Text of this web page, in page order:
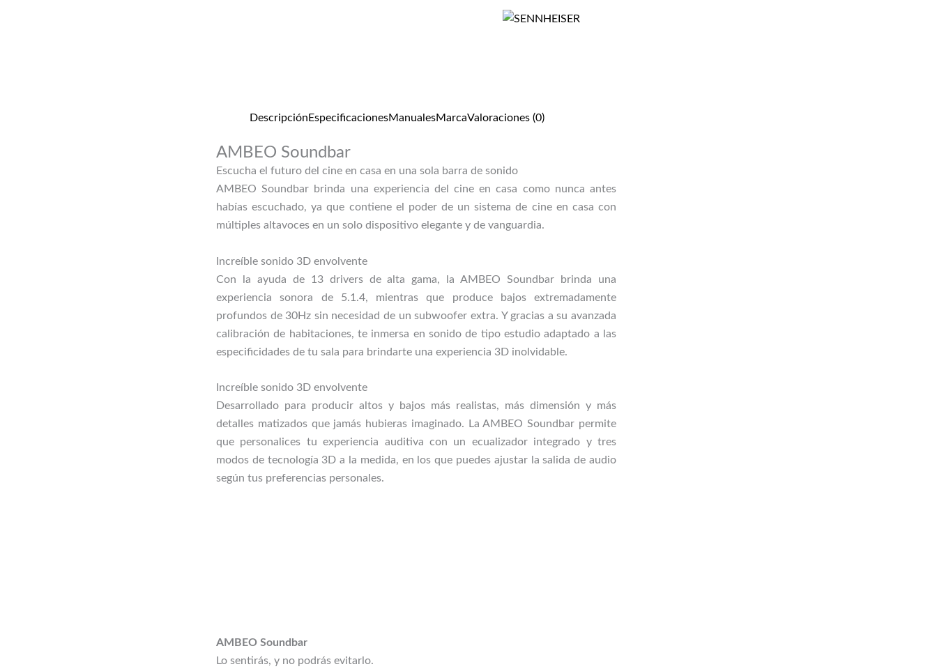
Descripción EspecificacionesManualesMarcaValoraciones (0)
AMBEO Soundbar
Escucha el futuro del cine en casa en una sola barra de sonido
AMBEO Soundbar brinda una experiencia del cine en casa como nunca antes
habías escuchado, ya que contiene el poder de un sistema de cine en casa con
múltiples altavoces en un solo dispositivo elegante y de vanguardia.
Increíble sonido 3D envolvente
Con la ayuda de 13 drivers de alta gama, la AMBEO Soundbar brinda una
experiencia sonora de 5.1.4, mientras que produce bajos extremadamente
profundos de 30Hz sin necesidad de un subwoofer extra. Y gracias a su avanzada
calibración de habitaciones, te inmersa en sonido de tipo estudio adaptado a las
especificidades de tu sala para brindarte una experiencia 3D inolvidable.
Increíble sonido 3D envolvente
Desarrollado para producir altos y bajos más realistas, más dimensión y más
detalles matizados que jamás hubieras imaginado. La AMBEO Soundbar permite
que personalices tu experiencia auditiva con un ecualizador integrado y tres
modos de tecnología 3D a la medida, en los que puedes ajustar la salida de audio
según tus preferencias personales.
AMBEO Soundbar
Lo sentirás, y no podrás evitarlo.